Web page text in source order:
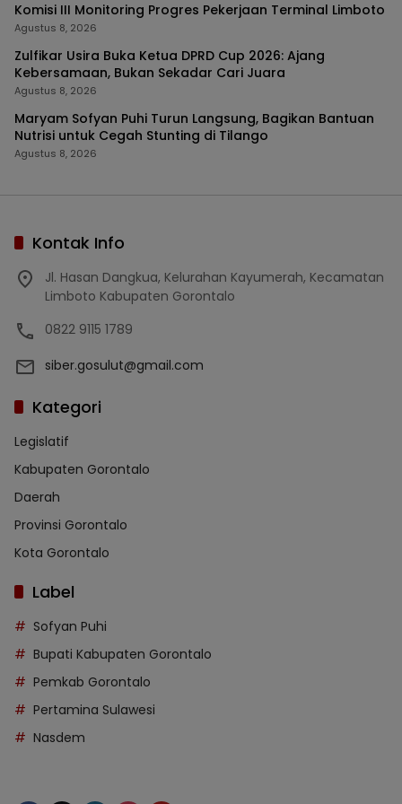
Komisi III Monitoring Progres Pekerjaan Terminal Limboto
Agustus 8, 2026
Zulfikar Usira Buka Ketua DPRD Cup 2026: Ajang
Kebersamaan, Bukan Sekadar Cari Juara
Agustus 8, 2026
Maryam Sofyan Puhi Turun Langsung, Bagikan Bantuan
Nutrisi untuk Cegah Stunting di Tilango
Agustus 8, 2026
Kontak Info
Jl. Hasan Dangkua, Kelurahan Kayumerah, Kecamatan
Limboto Kabupaten Gorontalo
0822 9115 1789
siber.gosulut@gmail.com
Kategori
Legislatif
Kabupaten Gorontalo
Daerah
Provinsi Gorontalo
Kota Gorontalo
Label
Sofyan Puhi
Bupati Kabupaten Gorontalo
Pemkab Gorontalo
Pertamina Sulawesi
Nasdem